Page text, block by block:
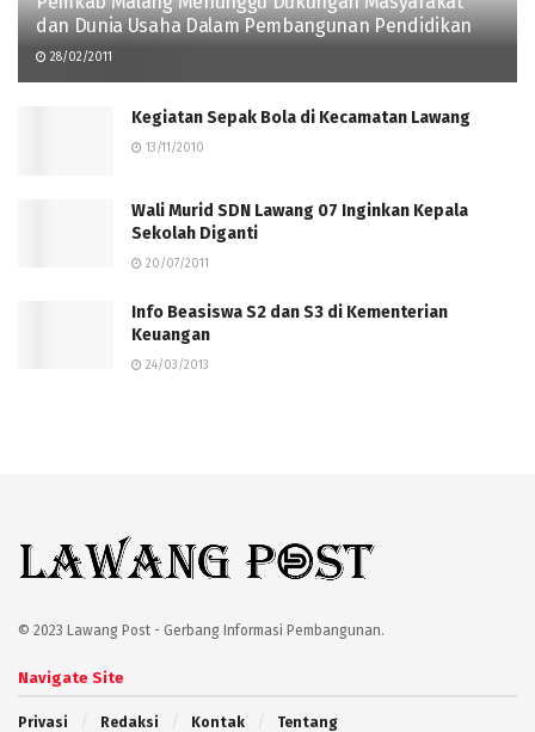
dan Dunia Usaha Dalam Pembangunan Pendidikan
28/02/2011
Kegiatan Sepak Bola di Kecamatan Lawang
13/11/2010
Wali Murid SDN Lawang 07 Inginkan Kepala
Sekolah Diganti
20/07/2011
Info Beasiswa S2 dan S3 di Kementerian
Keuangan
24/03/2013
© 2023 Lawang Post - Gerbang Informasi Pembangunan.
Navigate Site
Privasi Redaksi Kontak Tentang